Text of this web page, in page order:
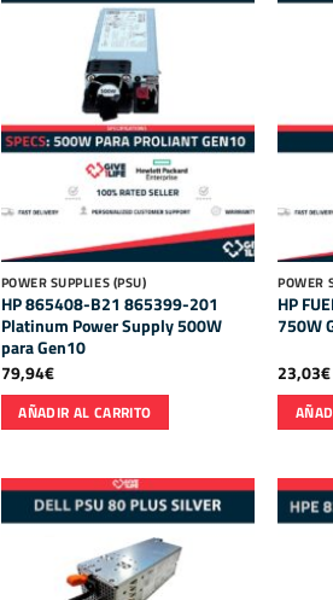
POWER SUPPLIES (PSU)
HP 865408-B21 865399-201
Platinum Power Supply 500W
para Gen10
79,94€
AÑADIR AL CARRITO
POWER
HP
750W
23,03€